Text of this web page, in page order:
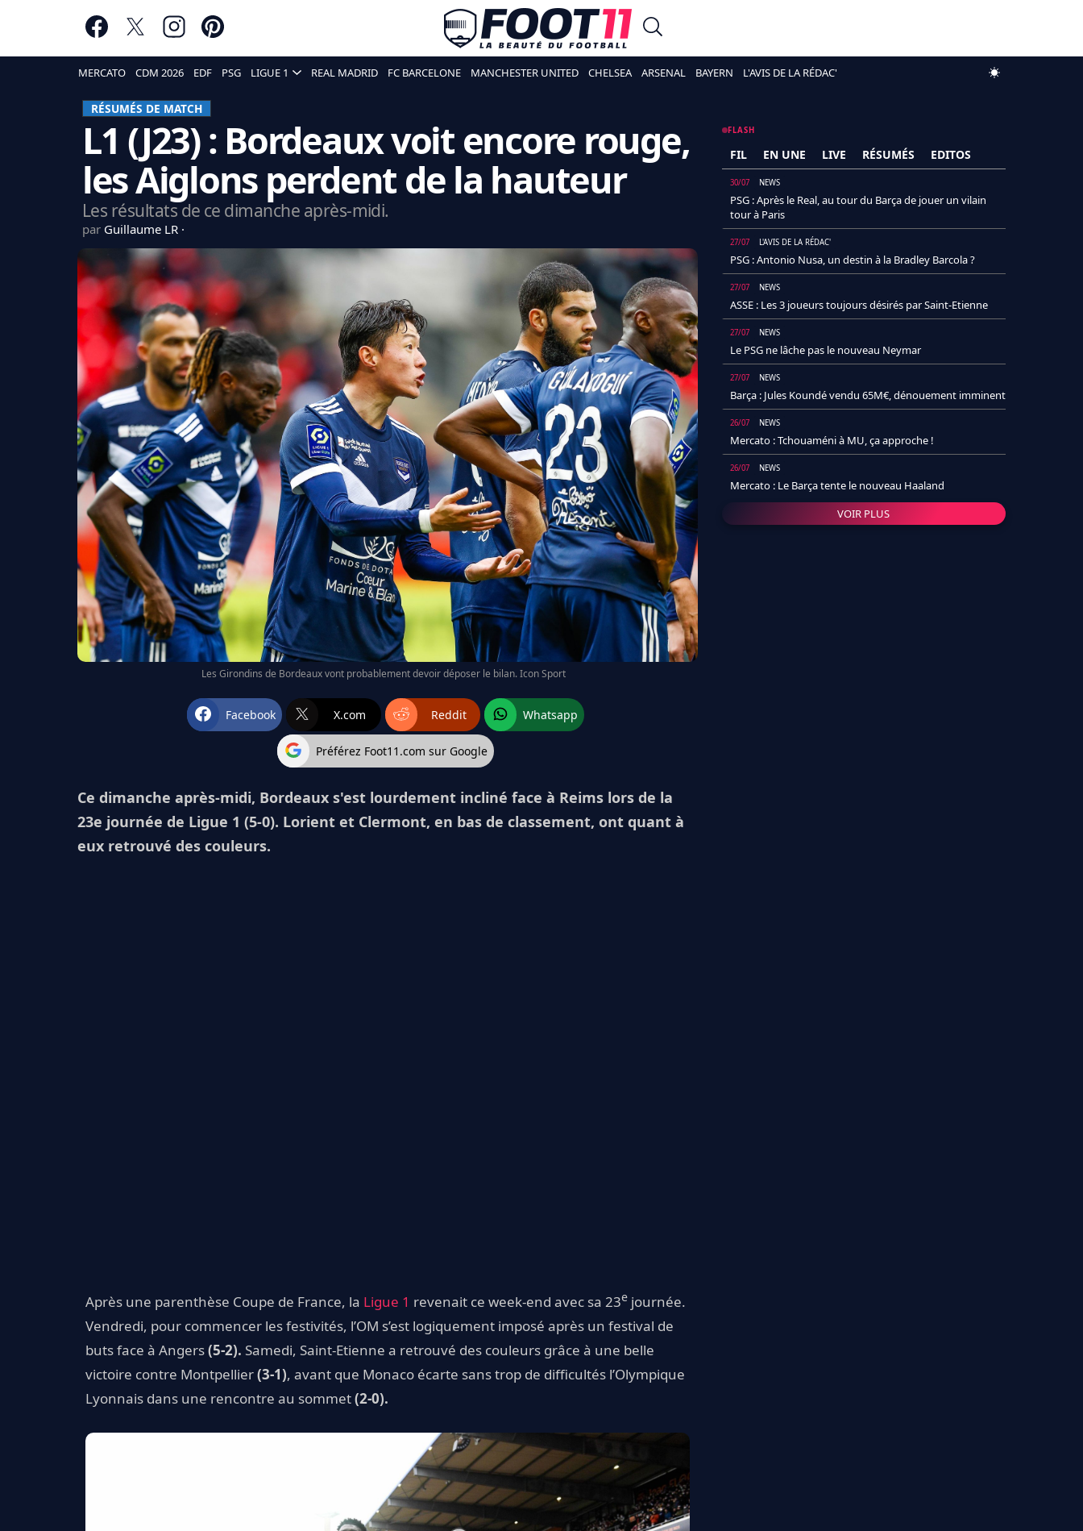
MERCATO CDM 2026 EDF PSG LIGUE 1 REAL MADRID FC BARCELONE MANCHESTER UNITED CHELSEA ARSENAL BAYERN L'AVIS DE LA RÉDAC'
RÉSUMÉS DE MATCH
L1 (J23) : Bordeaux voit encore rouge,
les Aiglons perdent de la hauteur
Les résultats de ce dimanche après-midi.
par Guillaume LR
Les Girondins de Bordeaux vont probablement devoir déposer le bilan. Icon Sport
Facebook X.com Reddit Whatsapp
Préférez Foot11.com sur Google
Ce dimanche après-midi, Bordeaux s'est lourdement incliné face à Reims lors de la
23e journée de Ligue 1 (5-0). Lorient et Clermont, en bas de classement, ont quant à
eux retrouvé des couleurs.
Après une parenthèse Coupe de France, la Ligue 1 revenait ce week-end avec sa 23e journée.
Vendredi, pour commencer les festivités, l’OM s’est logiquement imposé après un festival de
buts face à Angers(5-2). Samedi, Saint-Etienne a retrouvé des couleurs grâce à une belle
victoire contre Montpellier(3-1), avant que Monaco écarte sans trop de difficultés l’Olympique
Lyonnais dans une rencontre au sommet(2-0).
FLASH
FIL EN UNE LIVE RÉSUMÉS EDITOS
30/07 NEWS
PSG : Après le Real, au tour du Barça de jouer un vilain
tour à Paris
27/07 L'AVIS DE LA RÉDAC'
PSG : Antonio Nusa, un destin à la Bradley Barcola ?
27/07 NEWS
ASSE : Les 3 joueurs toujours désirés par Saint-Etienne
27/07 NEWS
Le PSG ne lâche pas le nouveau Neymar
27/07 NEWS
Barça : Jules Koundé vendu 65M€, dénouement imminent
26/07 NEWS
Mercato : Tchouaméni à MU, ça approche !
26/07 NEWS
Mercato : Le Barça tente le nouveau Haaland
VOIR PLUS